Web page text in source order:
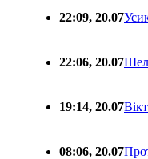
22:09, 20.07
22:06, 20.07
19:14, 20.07
08:06, 20.07